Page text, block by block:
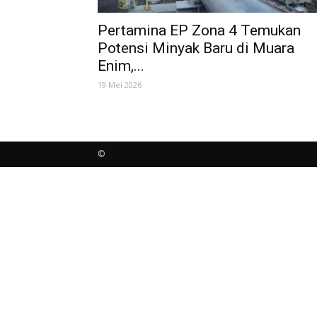
Pertamina EP Zona 4 Temukan
Potensi Minyak Baru di Muara
Enim,...
19 Mei 2026
©